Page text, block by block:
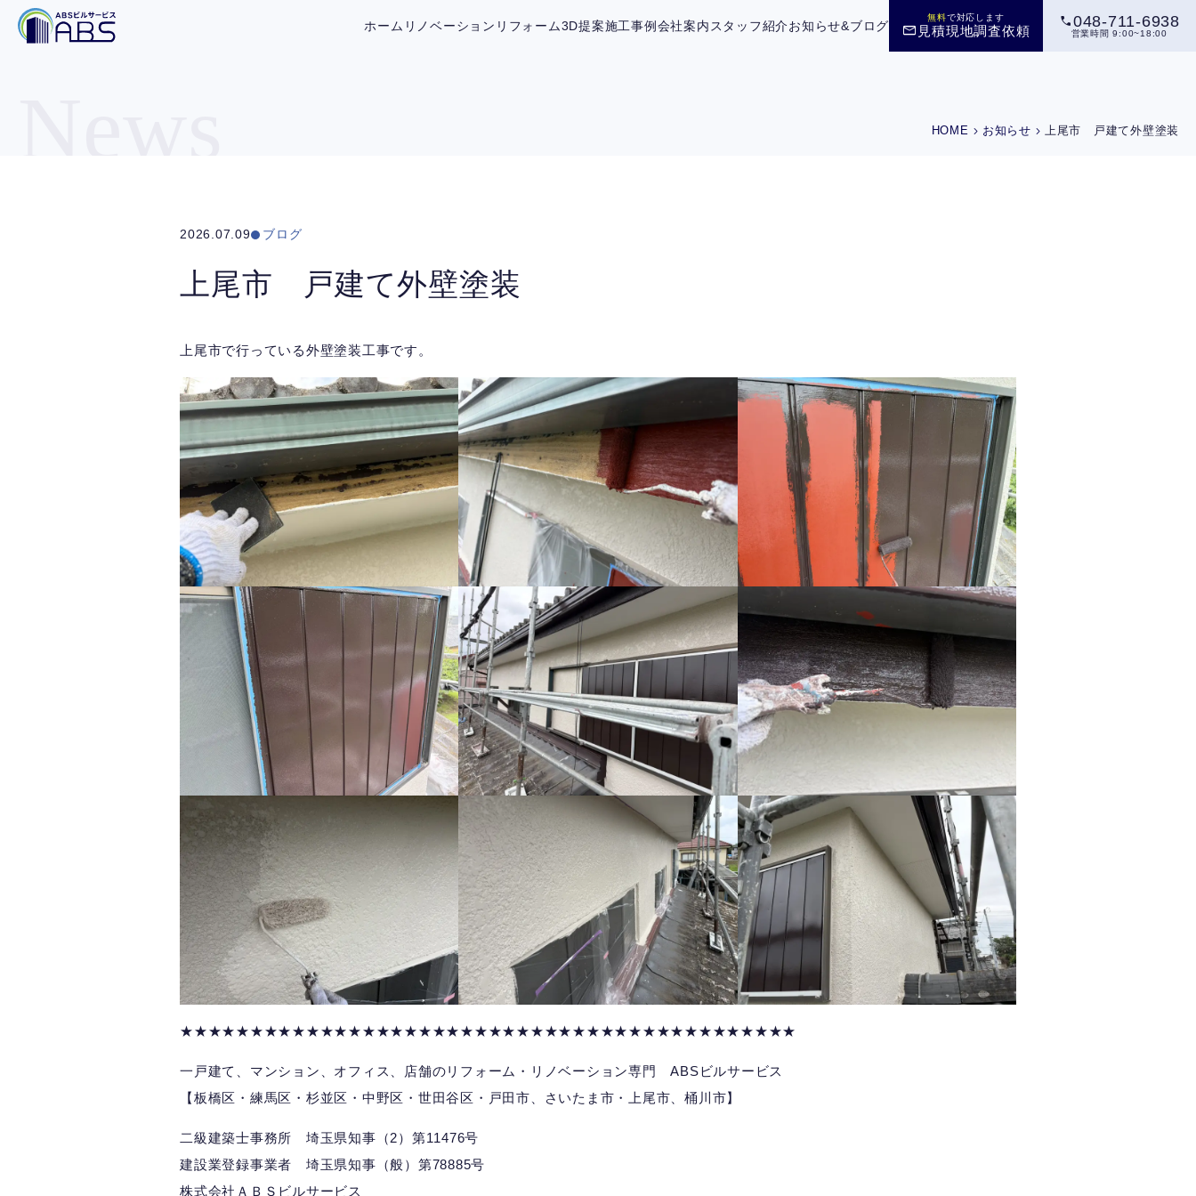
ホーム リノベーション リフォーム3D提案施工事例 会社案内 スタッフ紹介お知らせ&ブログ
無料で対応します
mail 見積現地調査依頼
call048-711-6938
営業時間 9:00~18:00
HOME chevron_right お知らせ chevron_right 上尾市 戸建て外壁塗装
2026.07.09 ブログ
上尾市 戸建て外壁塗装
上尾市で行っている外壁塗装工事です。
★★★★★★★★★★★★★★★★★★★★★★★★★★★★★★★★★★★★★★★★★★★★
一戸建て、マンション、オフィス、店舗のリフォーム・リノベーション専門 ABSビルサービス
【板橋区・練馬区・杉並区・中野区・世田谷区・戸田市、さいたま市・上尾市、桶川市】
二級建築士事務所 埼玉県知事（2）第11476号
建設業登録事業者 埼玉県知事（般）第78885号
株式会社ＡＢＳビルサービス